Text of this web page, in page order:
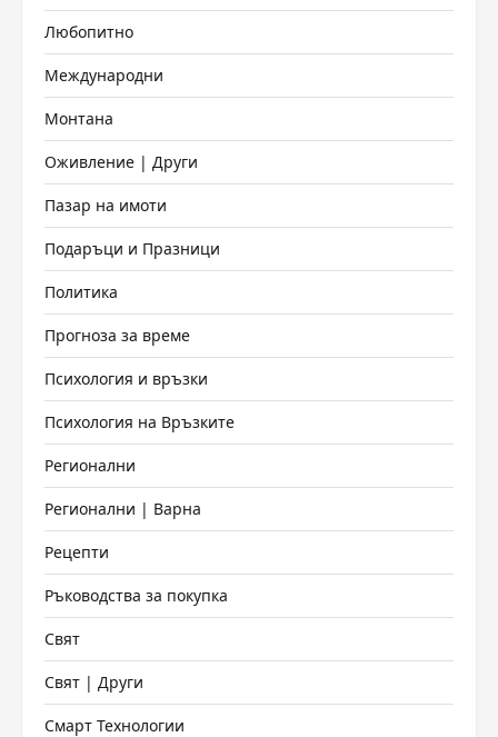
Любопитно
Международни
Монтана
Оживление | Други
Пазар на имоти
Подаръци и Празници
Политика
Прогноза за време
Психология и връзки
Психология на Връзките
Регионални
Регионални | Варна
Рецепти
Ръководства за покупка
Свят
Свят | Други
Смарт Технологии